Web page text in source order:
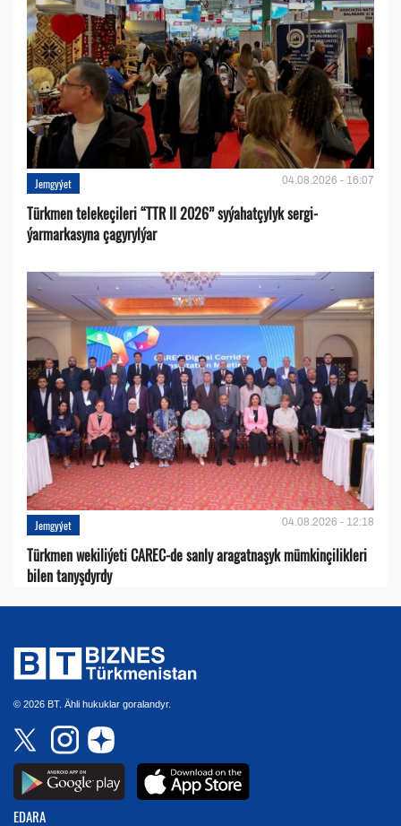
Jemgyýet 04.08.2026 - 16:07
Türkmen telekeçileri “TTR II 2026” syýahatçylyk sergi-
ýarmarkasyna çagyrylýar
Jemgyýet 04.08.2026 - 12:18
Türkmen wekiliýeti CAREC-de sanly aragatnaşyk mümkinçilikleri
bilen tanyşdyrdy
© 2026 BT. Ähli hukuklar goralandyr.
EDARA